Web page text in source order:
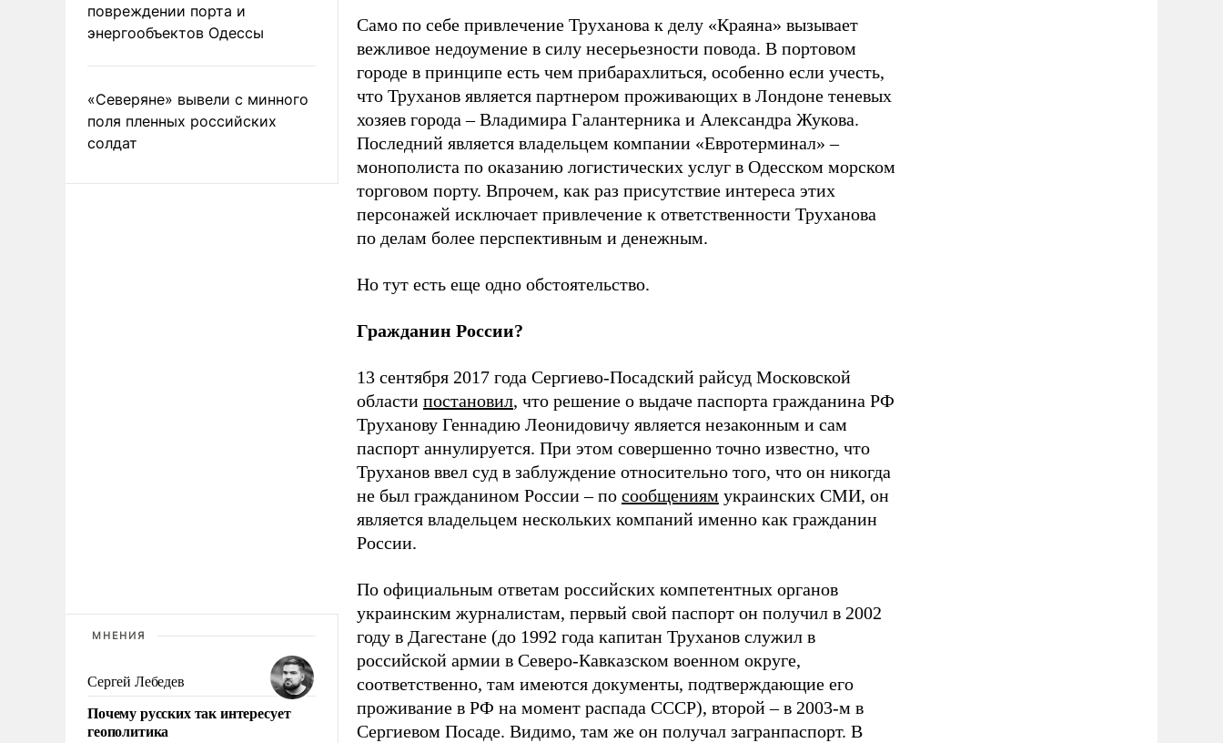
повреждении порта и
энергообъектов Одессы
«Северяне» вывели с минного
поля пленных российских
солдат
МНЕНИЯ
Сергей Лебедев
Почему русских так интересует
геополитика
Само по себе привлечение Труханова к делу «Краяна» вызывает
вежливое недоумение в силу несерьезности повода. В портовом
городе в принципе есть чем прибарахлиться, особенно если учесть,
что Труханов является партнером проживающих в Лондоне теневых
хозяев города – Владимира Галантерника и Александра Жукова.
Последний является владельцем компании «Евротерминал» –
монополиста по оказанию логистических услуг в Одесском морском
торговом порту. Впрочем, как раз присутствие интереса этих
персонажей исключает привлечение к ответственности Труханова
по делам более перспективным и денежным.
Но тут есть еще одно обстоятельство.
Гражданин России?
13 сентября 2017 года Сергиево-Посадский райсуд Московской
области постановил, что решение о выдаче паспорта гражданина РФ
Труханову Геннадию Леонидовичу является незаконным и сам
паспорт аннулируется. При этом совершенно точно известно, что
Труханов ввел суд в заблуждение относительно того, что он никогда
не был гражданином России – по сообщениям украинских СМИ, он
является владельцем нескольких компаний именно как гражданин
России.
По официальным ответам российских компетентных органов
украинским журналистам, первый свой паспорт он получил в 2002
году в Дагестане (до 1992 года капитан Труханов служил в
российской армии в Северо-Кавказском военном округе,
соответственно, там имеются документы, подтверждающие его
проживание в РФ на момент распада СССР), второй – в 2003-м в
Сергиевом Посаде. Видимо, там же он получал загранпаспорт. В